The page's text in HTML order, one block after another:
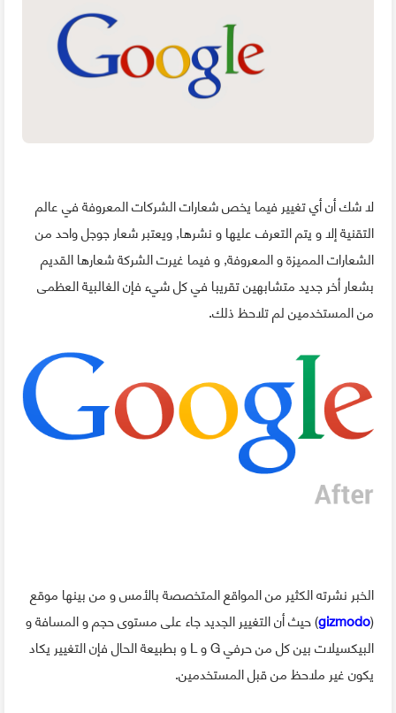
لا شك أن أي تغيير فيما يخص شعارات الشركات المعروفة في عالم
التقنية إلا و يتم التعرف عليها و نشرها, ويعتبر شعار جوجل واحد من
الشعارات المميزة و المعروفة, و فيما غيرت الشركة شعارها القديم
بشعار أخر جديد متشابهين تقريبا في كل شيء فإن الغالبية العظمى
من المستخدمين لم تلاحظ ذلك.
الخبر نشرته الكثير من المواقع المتخصصة بالأمس و من بينها موقع
(
gizmodo) حيث أن التغيير الجديد جاء على مستوى حجم و المسافة و
البيكسيلات بين كل من حرفي G و L و بطبيعة الحال فإن التغيير يكاد
يكون غير ملاحظ من قبل المستخدمين.